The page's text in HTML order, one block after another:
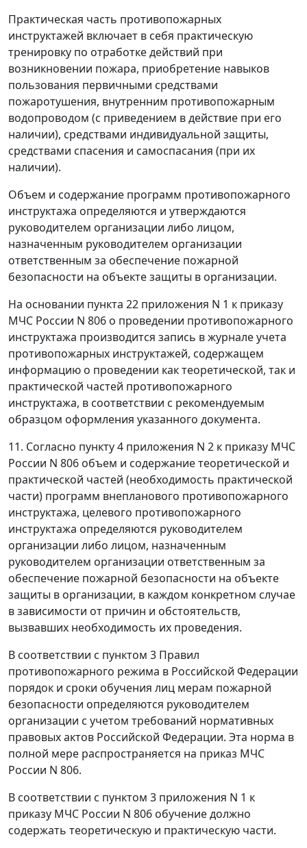
Практическая часть противопожарных
инструктажей включает в себя практическую
тренировку по отработке действий при
возникновении пожара, приобретение навыков
пользования первичными средствами
пожаротушения, внутренним противопожарным
водопроводом (с приведением в действие при его
наличии), средствами индивидуальной защиты,
средствами спасения и самоспасания (при их
наличии).
Объем и содержание программ противопожарного
инструктажа определяются и утверждаются
руководителем организации либо лицом,
назначенным руководителем организации
ответственным за обеспечение пожарной
безопасности на объекте защиты в организации.
На основании пункта 22 приложения N 1 к приказу
МЧС России N 806 о проведении противопожарного
инструктажа производится запись в журнале учета
противопожарных инструктажей, содержащем
информацию о проведении как теоретической, так и
практической частей противопожарного
инструктажа, в соответствии с рекомендуемым
образцом оформления указанного документа.
11. Согласно пункту 4 приложения N 2 к приказу МЧС
России N 806 объем и содержание теоретической и
практической частей (необходимость практической
части) программ внепланового противопожарного
инструктажа, целевого противопожарного
инструктажа определяются руководителем
организации либо лицом, назначенным
руководителем организации ответственным за
обеспечение пожарной безопасности на объекте
защиты в организации, в каждом конкретном случае
в зависимости от причин и обстоятельств,
вызвавших необходимость их проведения.
В соответствии с пунктом 3 Правил
противопожарного режима в Российской Федерации
порядок и сроки обучения лиц мерам пожарной
безопасности определяются руководителем
организации с учетом требований нормативных
правовых актов Российской Федерации. Эта норма в
полной мере распространяется на приказ МЧС
России N 806.
В соответствии с пунктом 3 приложения N 1 к
приказу МЧС России N 806 обучение должно
содержать теоретическую и практическую части.